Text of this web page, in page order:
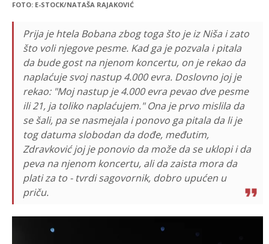
FOTO: E-STOCK/NATAŠA RAJAKOVIĆ
Prija je htela Bobana zbog toga što je iz Niša i zato
što voli njegove pesme. Kad ga je pozvala i pitala
da bude gost na njenom koncertu, on je rekao da
naplaćuje svoj nastup 4.000 evra. Doslovno joj je
rekao: "Moj nastup je 4.000 evra pevao dve pesme
ili 21, ja toliko naplaćujem." Ona je prvo mislila da
se šali, pa se nasmejala i ponovo ga pitala da li je
tog datuma slobodan da dođe, međutim,
Zdravković joj je ponovio da može da se uklopi i da
peva na njenom koncertu, ali da zaista mora da
plati za to - tvrdi sagovornik, dobro upućen u
priču.